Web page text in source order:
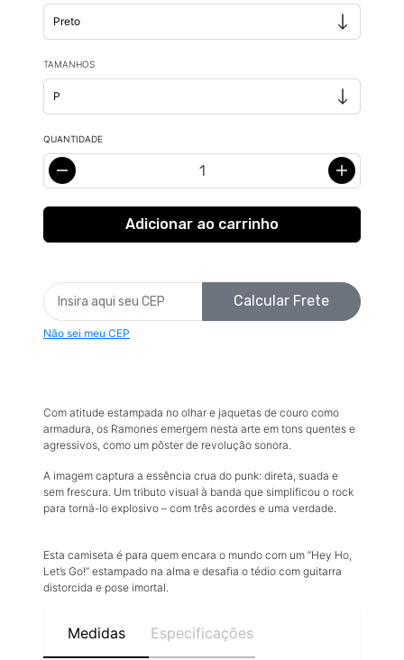
TAMANHOS
QUANTIDADE
Calcular Frete
Não sei meu CEP
Com atitude estampada no olhar e jaquetas de couro como
armadura, os Ramones emergem nesta arte em tons quentes e
agressivos, como um pôster de revolução sonora.
A imagem captura a essência crua do punk: direta, suada e
sem frescura. Um tributo visual à banda que simplificou o rock
para torná-lo explosivo – com três acordes e uma verdade.
Esta camiseta é para quem encara o mundo com um “Hey Ho,
Let’s Go!” estampado na alma e desafia o tédio com guitarra
distorcida e pose imortal.
Medidas Especificações